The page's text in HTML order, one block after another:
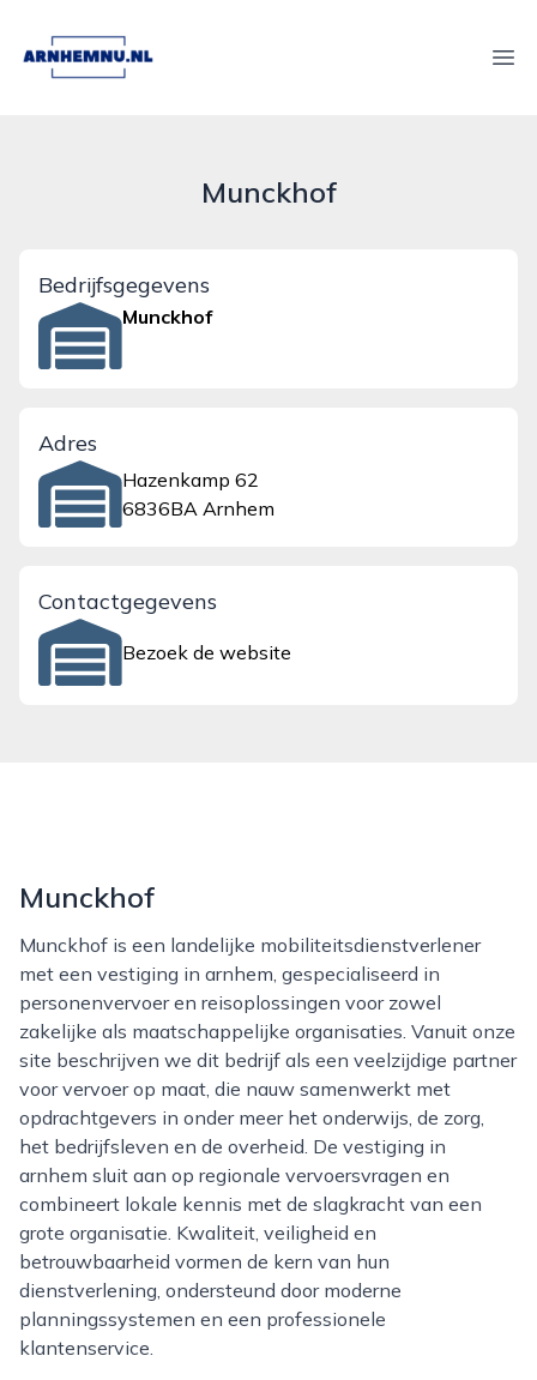
arnhemnu.nl
Munckhof
Bedrijfsgegevens
Munckhof
Adres
Hazenkamp 62
6836BA Arnhem
Contactgegevens
Bezoek de website
Munckhof
Munckhof is een landelijke mobiliteitsdienstverlener
met een vestiging in arnhem, gespecialiseerd in
personenvervoer en reisoplossingen voor zowel
zakelijke als maatschappelijke organisaties. Vanuit onze
site beschrijven we dit bedrijf als een veelzijdige partner
voor vervoer op maat, die nauw samenwerkt met
opdrachtgevers in onder meer het onderwijs, de zorg,
het bedrijfsleven en de overheid. De vestiging in
arnhem sluit aan op regionale vervoersvragen en
combineert lokale kennis met de slagkracht van een
grote organisatie. Kwaliteit, veiligheid en
betrouwbaarheid vormen de kern van hun
dienstverlening, ondersteund door moderne
planningssystemen en een professionele
klantenservice.